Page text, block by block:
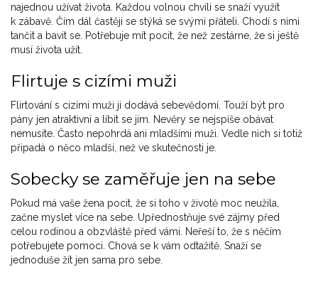
najednou užívat života. Každou volnou chvíli se snaží využít
k zábavě. Čím dál častěji se stýká se svými přáteli. Chodí s nimi
tančit a bavit se. Potřebuje mít pocit, že než zestárne, že si ještě
musí života užít.
Flirtuje s cizími muži
Flirtování s cizími muži ji dodává sebevědomí. Touží být pro
pány jen atraktivní a líbit se jim. Nevěry se nejspíše obávat
nemusíte. Často nepohrdá ani mladšími muži. Vedle nich si totiž
připadá o něco mladší, než ve skutečnosti je.
Sobecky se zaměřuje jen na sebe
Pokud má vaše žena pocit, že si toho v životě moc neužila,
začne myslet více na sebe. Upřednostňuje své zájmy před
celou rodinou a obzvláště před vámi. Neřeší to, že s něčím
potřebujete pomoci. Chová se k vám odtažitě. Snaží se
jednoduše žít jen sama pro sebe.